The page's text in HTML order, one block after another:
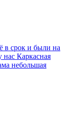
в срок и были на
нас Каркасная
небольшая